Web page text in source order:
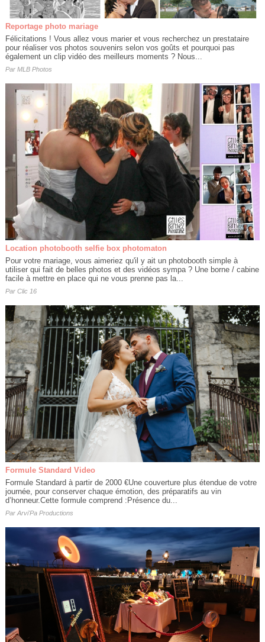
Reportage photo mariage
Félicitations ! Vous allez vous marier et vous recherchez un prestataire
pour réaliser vos photos souvenirs selon vos goûts et pourquoi pas
également un clip vidéo des meilleurs moments ? Nous...
Par MLB Photos
Location photobooth selfie box photomaton
Pour votre mariage, vous aimeriez qu'il y ait un photobooth simple à
utiliser qui fait de belles photos et des vidéos sympa ? Une borne / cabine
facile à mettre en place qui ne vous prenne pas la...
Par Clic 16
Formule Standard Video
Formule Standard à partir de 2000 €​Une couverture plus étendue de votre
journée, pour conserver chaque émotion, des préparatifs au vin
d’honneur.Cette formule comprend :Présence du...
Par Arvi'Pa Productions